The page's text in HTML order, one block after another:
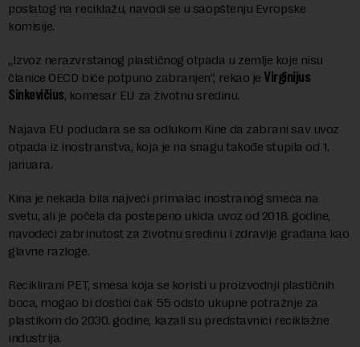
poslatog na reciklažu, navodi se u saopštenju Evropske
komisije.
„Izvoz nerazvrstanog plastičnog otpada u zemlje koje nisu
članice OECD biće potpuno zabranjen“, rekao je Virginijus
Sinkevičius, komesar EU za životnu sredinu.
Najava EU podudara se sa odlukom Kine da zabrani sav uvoz
otpada iz inostranstva, koja je na snagu takođe stupila od 1.
januara.
Kina je nekada bila najveći primalac inostranog smeća na
svetu, ali je počela da postepeno ukida uvoz od 2018. godine,
navodeći zabrinutost za životnu sredinu i zdravlje građana kao
glavne razloge.
Reciklirani PET, smesa koja se koristi u proizvodnji plastičnih
boca, mogao bi dostići čak 55 odsto ukupne potražnje za
plastikom do 2030. godine, kazali su predstavnici reciklažne
industrija.